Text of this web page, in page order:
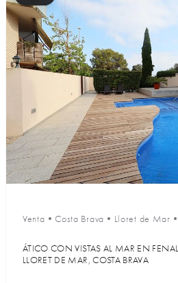
Venta •Costa Brava • Lloret de Mar •
ÁTICO CON VISTAS AL MAR EN
LLORET DE MAR, COSTA BRAVA